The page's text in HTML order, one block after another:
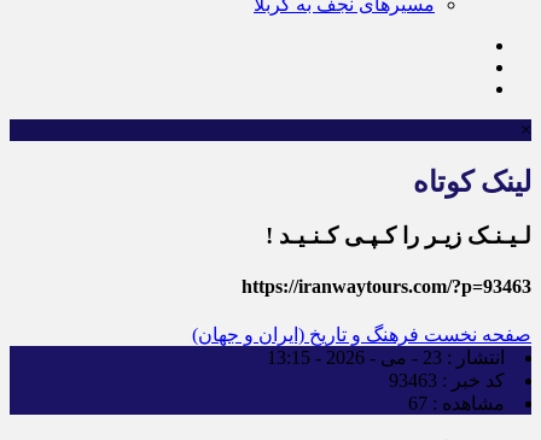
مسیرهای نجف به کربلا
×
لینک کوتاه
لـیـنـک زیـر را کـپـی کـنـیـد !
https://iranwaytours.com/?p=93463
صفحه نخست فرهنگ و تاریخ (ایران و جهان)
انتشار : 23 - می - 2026 - 13:15
کد خبر : 93463
مشاهده : 67